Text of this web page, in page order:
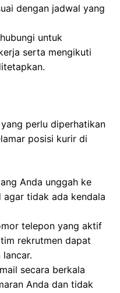
dengan jadwal yang
untuk
serta mengikuti
perlu diperhatikan
posisi kurir di
Anda unggah ke
agar tidak ada kendala
telepon yang aktif
rekrutmen dapat
secara berkala
Anda dan tidak